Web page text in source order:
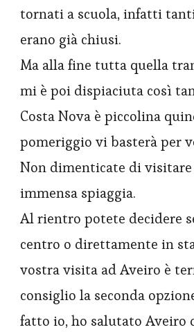
tornati a scuola, infatti
erano già chiusi.
Ma alla fine tutta quella
mi è poi dispiaciuta così
Costa Nova è piccolina
pomeriggio vi basterà per
Non dimenticate di visitare
immensa spiaggia.
Al rientro potete decidere
centro o direttamente in
vostra visita ad Aveiro è
consiglio la seconda
fatto io, ho salutato Aveiro